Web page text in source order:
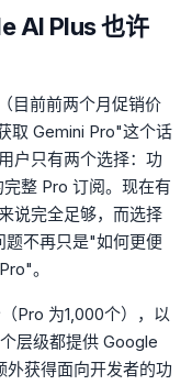
AI Plus 也许
目前前两个月促销价
取 Gemini Pro"这个话
户只有两个选择：功
整 Pro 订阅。现在有
说完全足够，而选择
题不再只是"如何更便
。
Pro 为1,000个），以
层级都提供 Google
获得面向开发者的功